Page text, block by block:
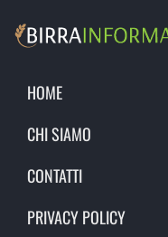
HOME
CHI SIAMO
CONTATTI
PRIVACY POLICY